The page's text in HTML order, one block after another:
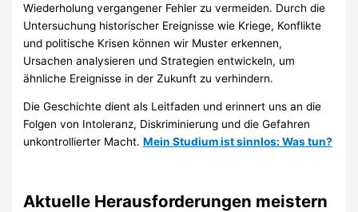
Wiederholung vergangener Fehler zu vermeiden. Durch die
Untersuchung historischer Ereignisse wie Kriege, Konflikte
und politische Krisen können wir Muster erkennen,
Ursachen analysieren und Strategien entwickeln, um
ähnliche Ereignisse in der Zukunft zu verhindern.
Die Geschichte dient als Leitfaden und erinnert uns an die
Folgen von Intoleranz, Diskriminierung und die Gefahren
unkontrollierter Macht.Mein Studium ist sinnlos: Was tun?
Aktuelle Herausforderungen meistern